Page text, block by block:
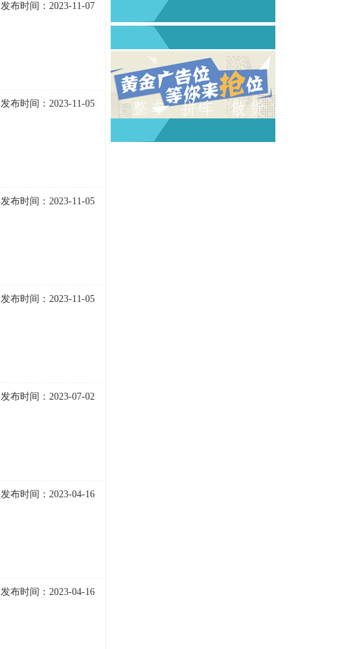
发布时间：2023-11-07
发布时间：2023-11-05
发布时间：2023-11-05
发布时间：2023-11-05
发布时间：2023-07-02
发布时间：2023-04-16
发布时间：2023-04-16